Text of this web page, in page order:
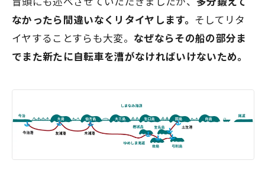
なかったら間違いなくリタイヤします。 そしてリタ
イヤすることすらも大変。 なぜならその船の部分ま
でまた新たに自転車を漕がなければいけないため。